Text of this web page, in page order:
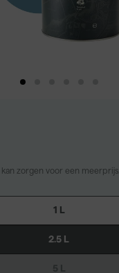
zorgen voor een meerprijs.
1 L
2.5 L